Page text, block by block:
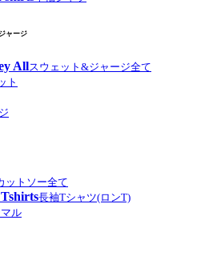
ャージ
Allスウェット&ジャージ全て
ト
ットソー全て
長袖Tシャツ(ロンT)
ル